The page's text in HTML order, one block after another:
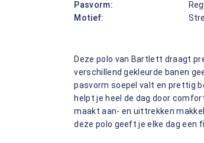
Pasvorm:
Motief:
Deze polo van Bartlett draagt
verschillend gekleurde banen
pasvorm soepel valt en prettig
helpt je heel de dag door
maakt aan- en uittrekken
deze polo geeft je elke dag een